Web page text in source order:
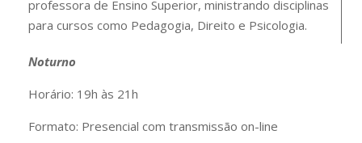
professora de Ensino Superior, ministrando disciplinas
para cursos como Pedagogia, Direito e Psicologia.
Noturno
Horário: 19h às 21h
Formato: Presencial com transmissão on-line